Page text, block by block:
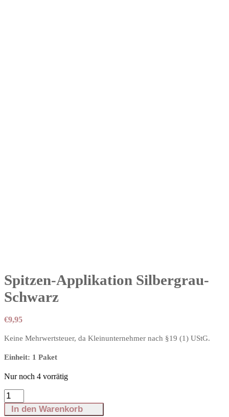
Spitzen-Applikation Silbergrau-
Schwarz
€9,95
Keine Mehrwertsteuer, da Kleinunternehmer nach §19 (1) UStG.
Einheit: 1 Paket
Nur noch 4 vorrätig
Spitzen-
Applikation
Silbergrau-
In den Warenkorb